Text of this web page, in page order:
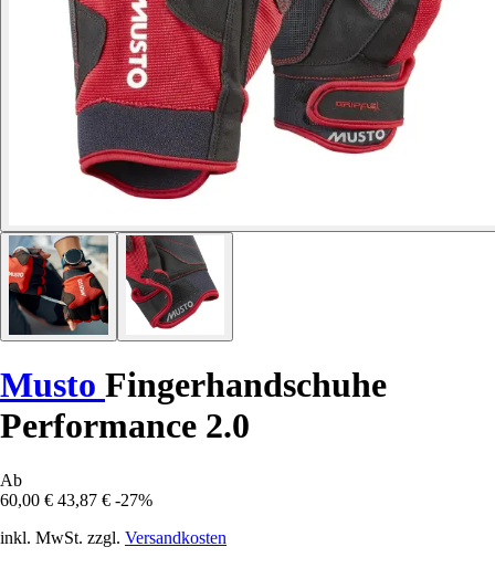
Musto Fingerhandschuhe
Performance 2.0
Ab
60,00 € 43,87 € -27%
inkl. MwSt. zzgl. Versandkosten